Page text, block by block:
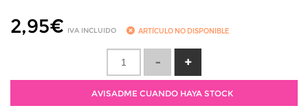
2,95€ IVA INCLUIDO ARTÍCULO NO DISPONIBLE
AVISADME CUANDO HAYA STOCK